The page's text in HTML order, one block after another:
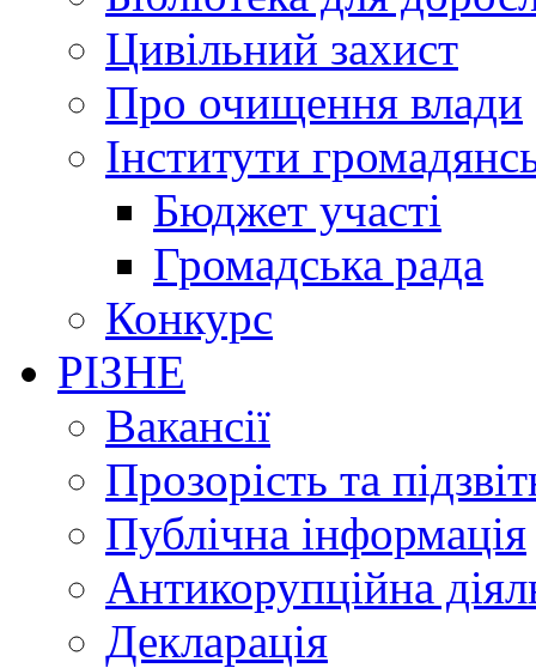
Цивільний захист
Про очищення влади
Інститути
Бюджет участі
Громадська рада
Конкурс
РІЗНЕ
Вакансії
Прозорість та
Публічна інформація
Антикорупційна
Декларація